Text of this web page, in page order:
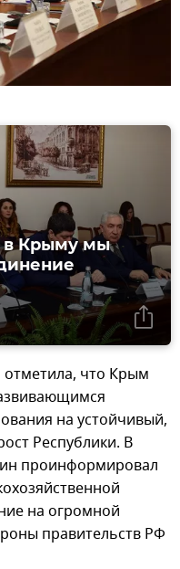
в Крыму мы
отметила, что Крым
на устойчивый,
Республики. В
проинформировал
на огромной
правительств РФ